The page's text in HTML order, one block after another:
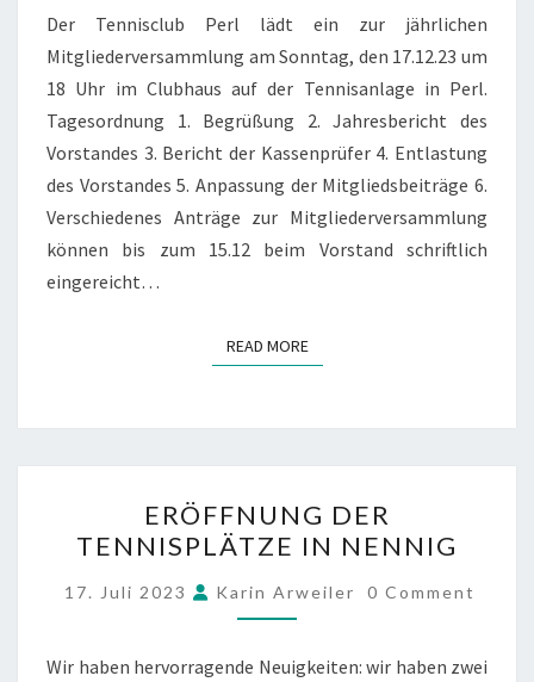
Der Tennisclub Perl lädt ein zur jährlichen
Mitgliederversammlung am Sonntag, den 17.12.23 um
18 Uhr im Clubhaus auf der Tennisanlage in Perl.
Tagesordnung 1. Begrüßung 2. Jahresbericht des
Vorstandes 3. Bericht der Kassenprüfer 4. Entlastung
des Vorstandes 5. Anpassung der Mitgliedsbeiträge 6.
Verschiedenes Anträge zur Mitgliederversammlung
können bis zum 15.12 beim Vorstand schriftlich
eingereicht…
READ MOREREAD MORE
DER
TENNISPLÄTZE
IN
NENNIG
ERÖFFNUNG DER
TENNISPLÄTZE IN NENNIG
17. Juli 2023 Karin Arweiler COMMENTS
0 Comment
Wir haben hervorragende Neuigkeiten: wir haben zwei